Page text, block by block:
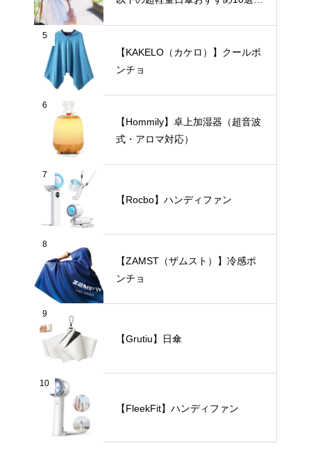
5
【KAKELO（カケロ）】クールポ
ンチョ
6
【Hommily】卓上加湿器（超音波
式・アロマ対応）
7
【Rocbo】ハンディファン
8
【ZAMST（ザムスト）】冷感ポ
ンチョ
9
【Grutiu】日傘
10
【FleekFit】ハンディファン